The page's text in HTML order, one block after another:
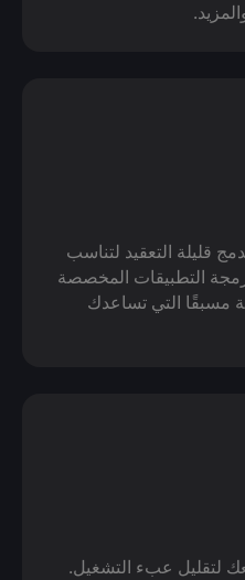
قليلة التعقيد لتناسب
التطبيقات المخصصة
مسبقًا التي تساعدك
لتقليل عبء التشغيل.